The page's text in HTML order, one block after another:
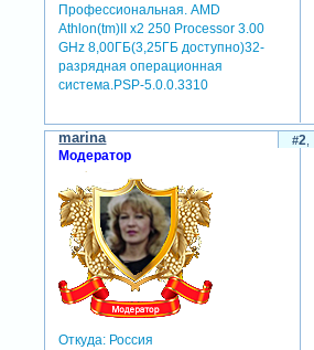
Профессиональная. AMD
Athlon(tm)II x2 250 Processor 3.00
GHz 8,00ГБ(3,25ГБ доступно)32-
разрядная операционная
система.PSP-5.0.0.3310
2
marina
Модератор
Откуда: Россия